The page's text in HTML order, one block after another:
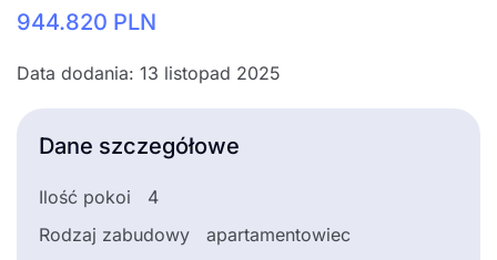
944.820 PLN
Data dodania: 13 listopad 2025
Dane szczegółowe
Ilość pokoi
4
Rodzaj zabudowy
apartamentowiec